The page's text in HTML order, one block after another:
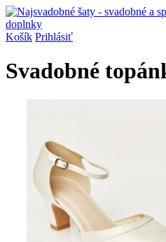
Košík Prihlásiť
Svadobné